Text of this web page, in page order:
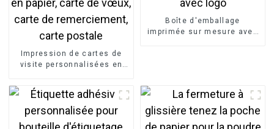
Impression de cartes de
visite personnalisées en
de remerciement, carte
postale
Boîte d'emballage
imprimée sur mesure avec